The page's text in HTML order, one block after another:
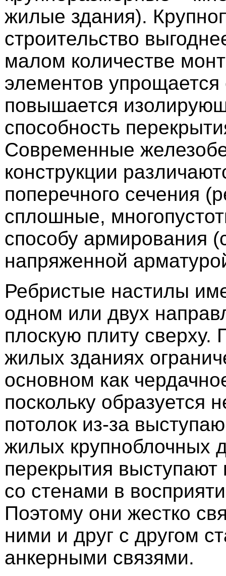
жилые здания).
строительство
малом количестве
элементов упрощается
повышается
способность
Современные
конструкции
поперечного сечения
сплошные,
способу армирования
напряженной
Ребристые настилы
одном или двух
плоскую плиту сверху.
жилых зданиях
основном как
поскольку образуется
потолок из-за
жилых крупноблочных
перекрытия выступают
со стенами в
Поэтому они жестко
ними и друг с другом
анкерными связями.